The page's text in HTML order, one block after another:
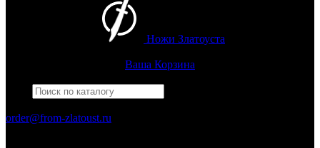
Ножи Златоуста
Ваша Корзина
order@from-zlatoust.ru